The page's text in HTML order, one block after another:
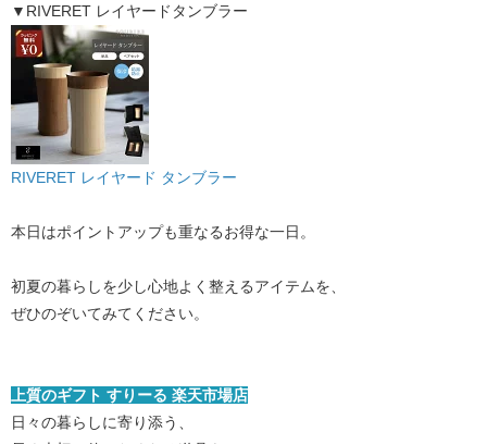
▼RIVERET レイヤードタンブラー
RIVERET レイヤード タンブラー
本日はポイントアップも重なるお得な一日。
初夏の暮らしを少し心地よく整えるアイテムを、
ぜひのぞいてみてください。
上質のギフト すりーる ​楽天市場店​
​日々の暮らしに寄り添う、